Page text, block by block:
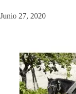
Junio 27, 2020